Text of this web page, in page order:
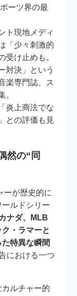
ーツ界の最
ト現地メディ
「少々刺激的
受け止めも。
対決」という
楽専門誌、ス
。
炎上商法でな
との評価も見
然の“同
ーが歴史的に
ルドシリー
ナダ、MLB
・ラマーと
特異な瞬間
における一つ
ルチャー的